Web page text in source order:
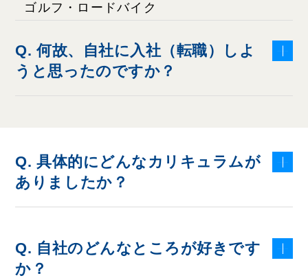
ゴルフ・ロードバイク
Q. 何故、自社に入社（転職）しよ
うと思ったのですか？
Q. 具体的にどんなカリキュラムが
ありましたか？
Q. 自社のどんなところが好きです
か？